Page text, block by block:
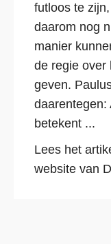
futloos te
daarom nog
manier
de regie over
geven.
daarentegen:
betekent ...
Lees het
website van